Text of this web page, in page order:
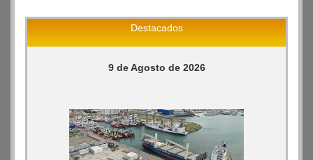
Destacados
9 de Agosto de 2026